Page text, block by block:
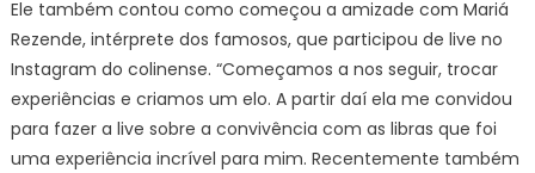
Ele também contou como começou a amizade com Mariá
Rezende, intérprete dos famosos, que participou de live no
Instagram do colinense. “Começamos a nos seguir, trocar
experiências e criamos um elo. A partir daí ela me convidou
para fazer a live sobre a convivência com as libras que foi
uma experiência incrível para mim. Recentemente também